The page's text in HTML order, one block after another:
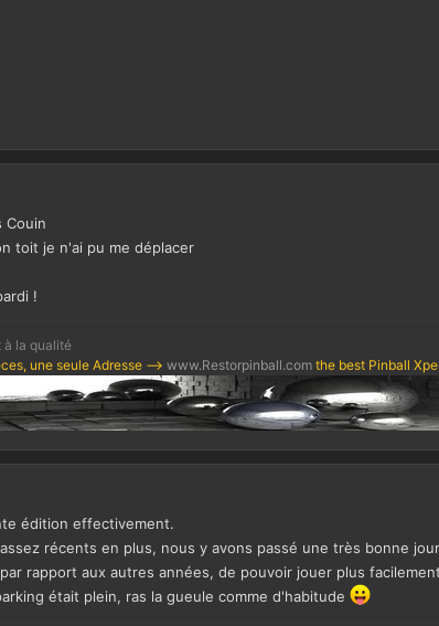
Couin
toit je n'ai pu me déplacer
!
à la qualité
une seule Adresse --> www.Restorpinball.com the best Pinball
édition effectivement.
récents en plus, nous y avons passé une très bonne
rapport aux autres années, de pouvoir jouer plus
était plein, ras la gueule comme d'habitude